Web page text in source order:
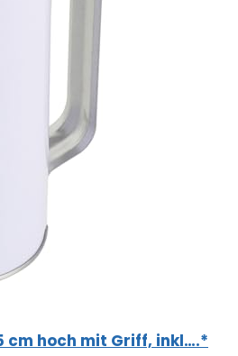
cm hoch mit Griff, inkl….*